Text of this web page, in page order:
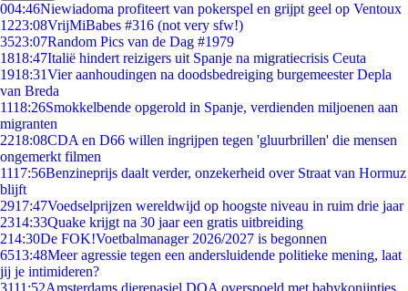
004:46Niewiadoma profiteert van pokerspel en grijpt geel op Ventoux
1223:08VrijMiBabes #316 (not very sfw!)
3523:07Random Pics van de Dag #1979
1818:47Italië hindert reizigers uit Spanje na migratiecrisis Ceuta
1918:31Vier aanhoudingen na doodsbedreiging burgemeester Depla
van Breda
1118:26Smokkelbende opgerold in Spanje, verdienden miljoenen aan
migranten
2218:08CDA en D66 willen ingrijpen tegen 'gluurbrillen' die mensen
ongemerkt filmen
1117:56Benzineprijs daalt verder, onzekerheid over Straat van Hormuz
blijft
2917:47Voedselprijzen wereldwijd op hoogste niveau in ruim drie jaar
2314:33Quake krijgt na 30 jaar een gratis uitbreiding
214:30De FOK!Voetbalmanager 2026/2027 is begonnen
6513:48Meer agressie tegen een andersluidende politieke mening, laat
jij je intimideren?
3111:52Amsterdams dierenasiel DOA overspoeld met babykonijntjes